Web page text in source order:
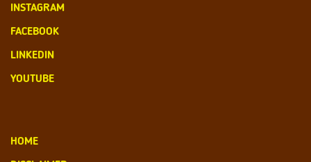
INSTAGRAM
FACEBOOK
LINKEDIN
YOUTUBE
HOME